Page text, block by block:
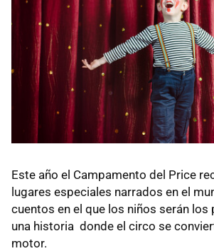
Este año el Campamento del Price
lugares especiales narrados en el
cuentos en el que los niños serán
una historia donde el circo se
motor.